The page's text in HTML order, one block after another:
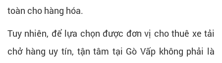
toàn cho hàng hóa.
Tuy nhiên, để lựa chọn được đơn vị cho thuê xe tải
chở hàng uy tín, tận tâm tại Gò Vấp không phải là